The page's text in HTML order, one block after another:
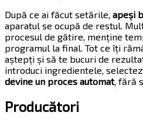
După ce ai făcut setările, apeși
aparatul se ocupă de restul.
procesul de gătire, menține
programul la final. Tot ce îți
aștepți și să te bucuri de
introduci ingredientele,
devine un proces automat, fără
Producători